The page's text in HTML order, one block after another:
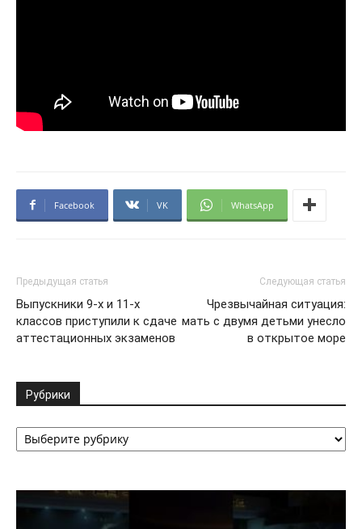
Facebook VK WhatsApp
Предыдущая статья
Выпускники 9-х и 11-х
классов приступили к сдаче
аттестационных экзаменов
Следующая статья
Чрезвычайная ситуация:
мать с двумя детьми унесло
в открытое море
Рубрики
Рубрики